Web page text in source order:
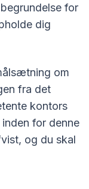
for
dig
om
fra det
kontors
for denne
og du skal